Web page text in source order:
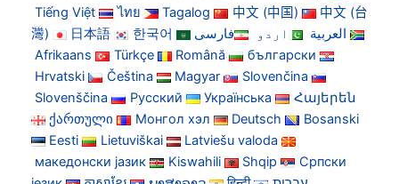
Tiếng Việt
ไทย Tagalog 中文 (中国)
中文 (台
灣)
日本語 한국어 العربية اردو
فارسی
Afrikaans
Türkçe Română
български
Hrvatski
Čeština Magyar
Slovenčina
Slovenščina
Русский Українська
Հայերեն
ქართული
Монгол хэл Deutsch
Bosanski
Eesti
Lietuviškai
Latviešu valoda
македонски јазик
Kiswahili Shqip
Српски